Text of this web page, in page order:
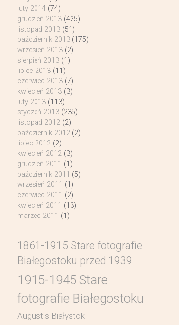
luty 2014(74)
grudzień 2013(425)
listopad 2013(51)
październik 2013(175)
wrzesień 2013(2)
sierpień 2013(1)
lipiec 2013(11)
czerwiec 2013(7)
kwiecień 2013(3)
luty 2013(113)
styczeń 2013(235)
listopad 2012(2)
październik 2012(2)
lipiec 2012(2)
kwiecień 2012(3)
grudzień 2011 (1)
październik 2011 (5)
wrzesień 2011 (1)
czerwiec 2011 (2)
kwiecień 2011 (13)
marzec 2011 (1)
1861-1915 Stare fotografie
Białegostoku przed 1939
1915-1945 Stare
fotografie Białegostoku
Augustis Białystok